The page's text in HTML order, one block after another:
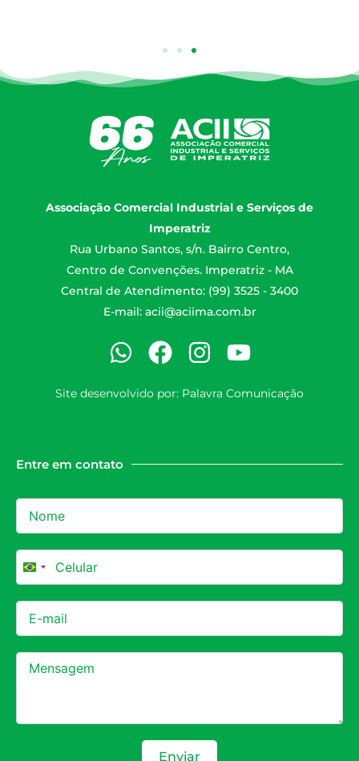
Associação Comercial Industrial e Serviços de
Imperatriz
Rua Urbano Santos, s/n. Bairro Centro,
Centro de Convenções. Imperatriz - MA
Central de Atendimento: (99) 3525 - 3400
E-mail: acii@aciima.com.br
Site desenvolvido por: Palavra Comunicação
Entre em contato
Brazil +55
Enviar